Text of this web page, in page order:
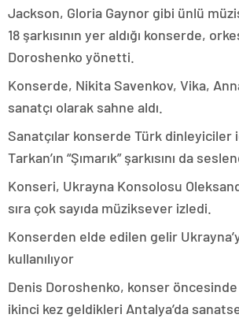
Jackson, Gloria Gaynor gibi ünlü
18 şarkısının yer aldığı konserde,
Doroshenko yönetti.
Konserde, Nikita Savenkov, Vika,
sanatçı olarak sahne aldı.
Sanatçılar konserde Türk dinleyiciler
Tarkan’ın “Şımarık” şarkısını da
Konseri, Ukrayna Konsolosu
sıra çok sayıda müziksever izledi.
Konserden elde edilen gelir
kullanılıyor
Denis Doroshenko, konser
ikinci kez geldikleri Antalya’da